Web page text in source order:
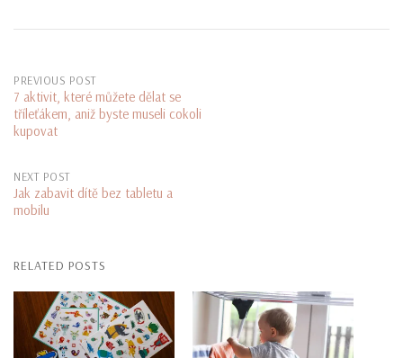
Post
navigation
PREVIOUS POST
7 aktivit, které můžete dělat se
tříleťákem, aniž byste museli cokoli
kupovat
NEXT POST
Jak zabavit dítě bez tabletu a
mobilu
RELATED POSTS